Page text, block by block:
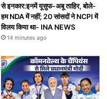
से इनकार:इनमें यूसुफ-अबू ताहिर, बोले-
हम NDA में नहीं; 20 सांसदों ने NCPI में
विलय किया था- INA NEWS
14 minutes ago